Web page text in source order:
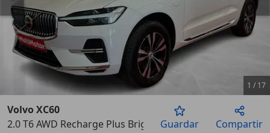
Anterior
1 / 17
Volvo XC60
2.0 T6 AWD Recharge Plus Bright AutoGuardar Compartir